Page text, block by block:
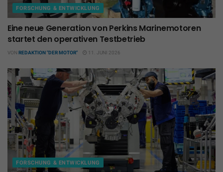
FORSCHUNG & ENTWICKLUNG
Eine neue Generation von Perkins Marinemotoren
startet den operativen Testbetrieb
VON REDAKTION "DER MOTOR" 11. JUNI 2026
FORSCHUNG & ENTWICKLUNG